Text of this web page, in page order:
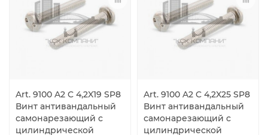
Art. 9100 A2 C 4,2X19 SP8
Винт антивандальный
самонарезающий с
цилиндрической
Art. 9100 A2 C 4,2X25 SP8
Винт антивандальный
самонарезающий с
цилиндрической